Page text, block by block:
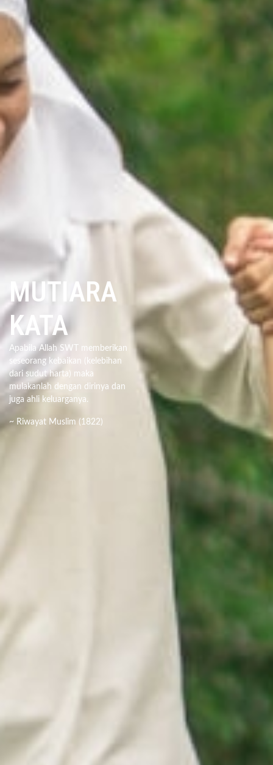
MUTIARA
KATA
Apabila Allah SWT memberikan
seseorang kebaikan (kelebihan
dari sudut harta) maka
mulakanlah dengan dirinya dan
juga ahli keluarganya.
~ Riwayat Muslim (1822)